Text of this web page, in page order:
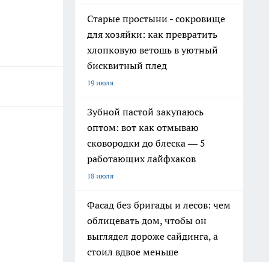
Старые простыни - сокровище
для хозяйки: как превратить
хлопковую ветошь в уютный
бисквитный плед
19 июля
Зубной пастой закупаюсь
оптом: вот как отмываю
сковородки до блеска — 5
работающих лайфхаков
18 июля
Фасад без бригады и лесов: чем
облицевать дом, чтобы он
выглядел дороже сайдинга, а
стоил вдвое меньше